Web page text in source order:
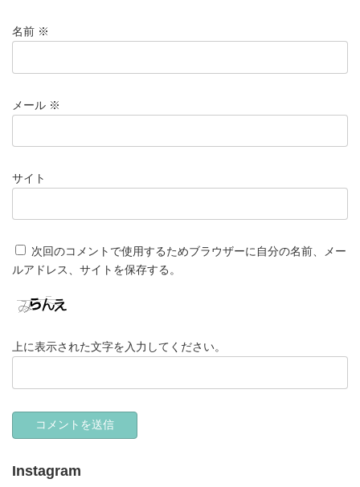
名前 ※
メール ※
サイト
次回のコメントで使用するためブラウザーに自分の名前、メー
ルアドレス、サイトを保存する。
上に表示された文字を入力してください。
Instagram